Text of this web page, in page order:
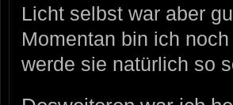
Licht selbst war aber
Momentan bin ich
werde sie natürlich so